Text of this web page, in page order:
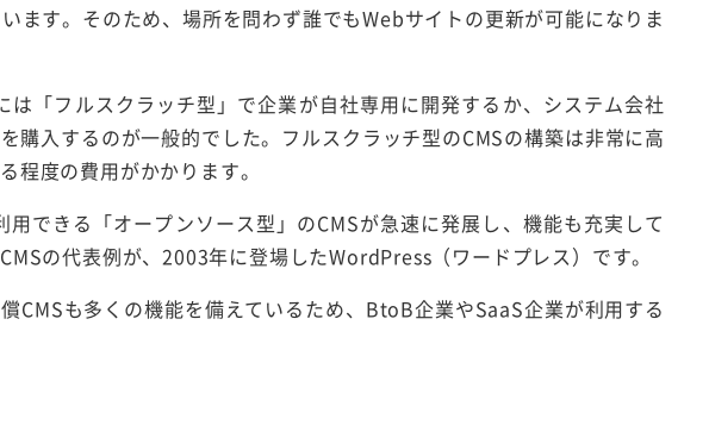
ます。そのため、場所を問わず誰でもWebサイトの更新が可能になりま
は「フルスクラッチ型」で企業が自社専用に開発するか、システム会社
購入するのが一般的でした。フルスクラッチ型のCMSの構築は非常に高
程度の費用がかかります。
できる「オープンソース型」のCMSが急速に発展し、機能も充実して
の代表例が、2003年に登場したWordPress（ワードプレス）です。
CMSも多くの機能を備えているため、BtoB企業やSaaS企業が利用する